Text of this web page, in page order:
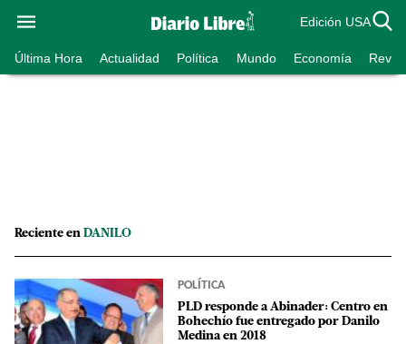
Edición USA
Última Hora Actualidad Política Mundo Economía
Reciente en DANILO
POLÍTICA
PLD responde a Abinader: Centro en
Bohechío fue entregado por Danilo
Medina en 2018